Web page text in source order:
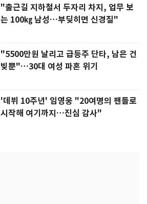
"출근길 지하철서 두자리 차지, 업무 보
는 100㎏ 남성…부딪히면 신경질"
"5500만원 날리고 급등주 단타, 남은 건
빚뿐"…30대 여성 파혼 위기
'데뷔 10주년' 임영웅 "20여명의 팬들로
시작해 여기까지…진심 감사"